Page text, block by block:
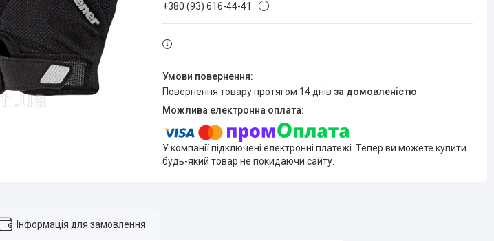
+380 (93) 616-44-41
повернення товару протягом 14 днів за домовленістю
У компанії підключені електронні платежі. Тепер ви можете купити
будь-який товар не покидаючи сайту.
Інформація для замовлення